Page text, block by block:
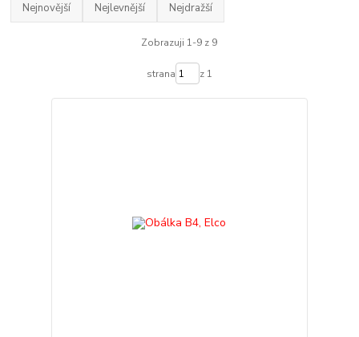
Nejnovější Nejlevnější Nejdražší
Zobrazuji 1-9 z 9
strana z 1